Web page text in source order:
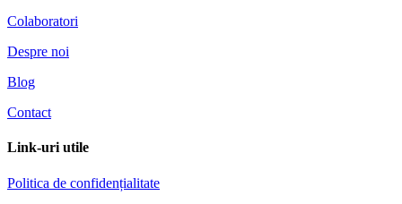
Colaboratori
Despre noi
Blog
Contact
Link-uri utile
Politica de confidențialitate